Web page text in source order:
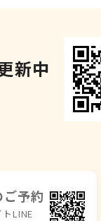
新中
予約
LINE